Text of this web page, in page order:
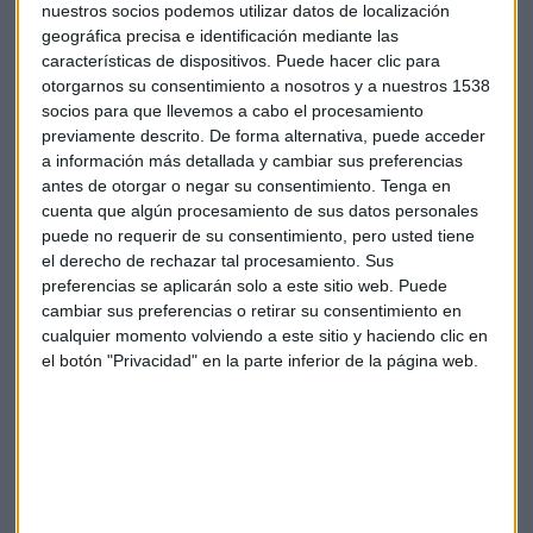
nuestros socios podemos utilizar datos de localización
geográfica precisa e identificación mediante las
características de dispositivos. Puede hacer clic para
otorgarnos su consentimiento a nosotros y a nuestros 1538
socios para que llevemos a cabo el procesamiento
previamente descrito. De forma alternativa, puede acceder
a información más detallada y cambiar sus preferencias
antes de otorgar o negar su consentimiento. Tenga en
cuenta que algún procesamiento de sus datos personales
puede no requerir de su consentimiento, pero usted tiene
el derecho de rechazar tal procesamiento. Sus
preferencias se aplicarán solo a este sitio web. Puede
cambiar sus preferencias o retirar su consentimiento en
cualquier momento volviendo a este sitio y haciendo clic en
el botón "Privacidad" en la parte inferior de la página web.
Escucha la entrevista completa enInformación Capital
*Lo sentimos pero el audio ha sido eliminado
Italia Corrupción Terremoto Mafia
Suscríbete a nuestros boletines